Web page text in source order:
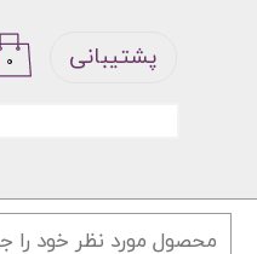
خروج از حساب کاربری
۰ پشتیبانی